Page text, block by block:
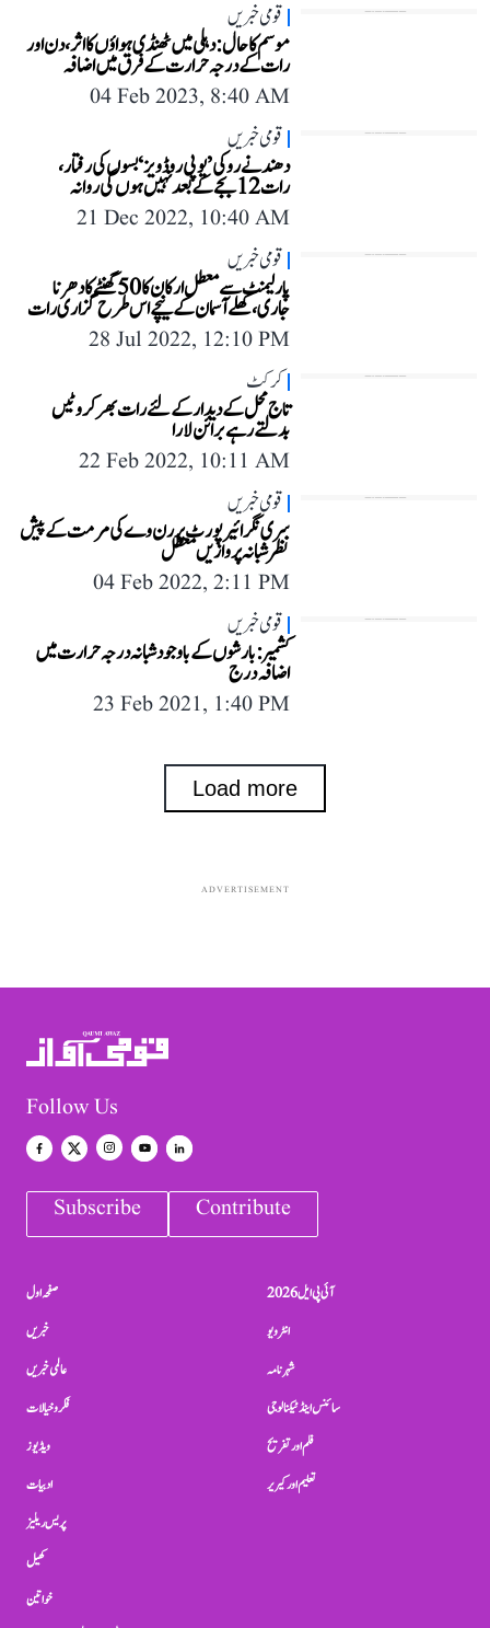
قومی خبریں
موسم کا حال: دہلی میں ٹھنڈی ہواؤں کا اثر، دن اور
رات کے درجہ حرارت کے فرق میں اضافہ
04 Feb 2023, 8:40 AM
قومی خبریں
دھند نے روکی ’یوپی روڈویز‘ بسوں کی رفتار،
رات 12 بجے کے بعد نہیں ہوں گی روانہ
21 Dec 2022, 10:40 AM
قومی خبریں
پارلیمنٹ سے معطل ارکان کا 50 گھنٹے کا دھرنا
جاری، کھلے آسمان کے نیچے اس طرح گزاری رات
28 Jul 2022, 12:10 PM
کرکٹ
تاج محل کے دیدار کے لئے رات بھر کروٹیں
بدلتے رہے برائن لارا
22 Feb 2022, 10:11 AM
قومی خبریں
سری نگر ائیر پورٹ پر رن وے کی مرمت کے پیش
نظر شبانہ پروازیں معطل
04 Feb 2022, 2:11 PM
قومی خبریں
کشمیر: بارشوں کے باوجود شبانہ درجہ حرارت میں
اضافہ درج
23 Feb 2021, 1:40 PM
Load more
ADVERTISEMENT
Follow Us
Subscribe Contribute
صفحہ اول
خبریں
عالمی خبریں
فکر و خیالات
ویڈیوز
ادبیات
پریس ریلیز
کھیل
خواتین
آئی پی ایل 2026
انٹرویو
شہرنامہ
سائنس اینڈ ٹیکنالوجی
فلم اور تفریح
تعلیم اور کیریر